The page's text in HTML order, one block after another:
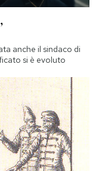
anche il sindaco di
si è evoluto